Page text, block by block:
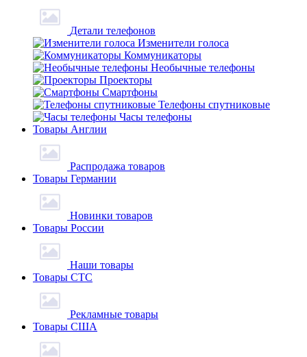
Детали телефонов
Изменители голоса
Коммуникаторы
Необычные телефоны
Проекторы
Смартфоны
Телефоны спутниковые
Часы телефоны
Товары Англии
Распродажа товаров
Товары Германии
Новинки товаров
Товары России
Наши товары
Товары СТС
Рекламные товары
Товары США